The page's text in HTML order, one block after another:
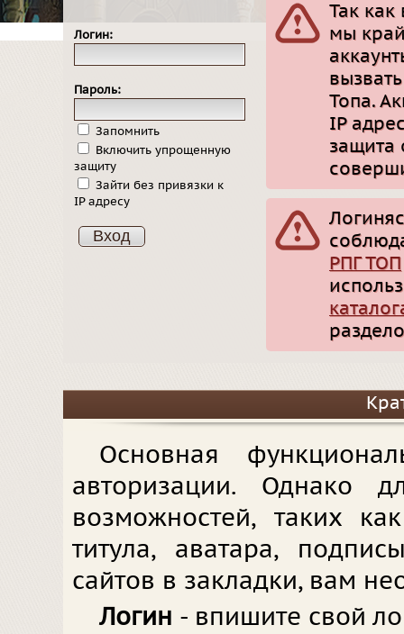
Логин:
Пароль:
Запомнить
Включить упрощенную
защиту
Зайти без привязки к
IP адресу
Так как
мы
Топа.
IP
защита
РПГ ТОП
Основная
авторизации. Однако
возможностей, таких
титула, аватара,
сайтов в закладки, вам
Логин - впишите свой